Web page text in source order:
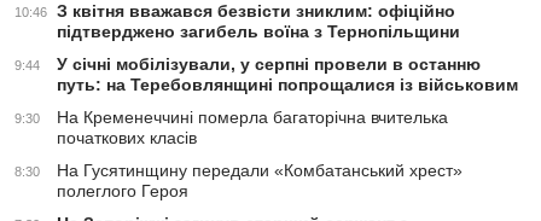
10:46
З квітня вважався безвісти зниклим: офіційно
підтверджено загибель воїна з Тернопільщини
9:44
У січні мобілізували, у серпні провели в останню
путь: на Теребовлянщині попрощалися із військовим
9:30
На Кременеччині померла багаторічна вчителька
початкових класів
8:30
На Гусятинщину передали «Комбатанський хрест»
полеглого Героя